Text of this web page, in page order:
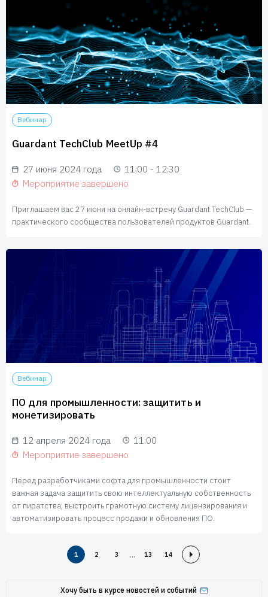
Вебинар
Guardant TechClub MeetUp #4
27 июня 2024 года
11:00 - 12:30
Мероприятие завершено
Приглашаем вас 27 июня на онлайн-встречу Guardant TechClub —
практического сообщества пользователей продуктов Guardant.
Вебинар
ПО для промышленности: защитить и
монетизировать
12 апреля 2024 года
11:00
Мероприятие завершено
Перед разработчиками софта для промышленности стоит
важная задача защитить свою интеллектуальную собственность
от пиратства, выстроить грамотную систему лицензирования и
автоматизировать процесс продажи и обновления ПО.
1 2 3 ... 13 14
Хочу быть в курсе новостей и событий